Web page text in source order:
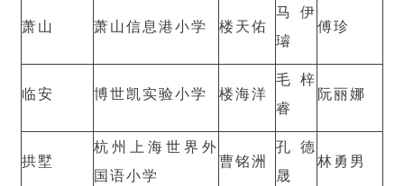
萧山 萧山信息港小学 楼天佑
马伊
璿
傅珍
临安 博世凯实验小学 楼海洋
毛梓
睿
阮丽娜
拱墅
杭州上海世界外
国语小学
曹铭洲
孔德
晟
林勇男